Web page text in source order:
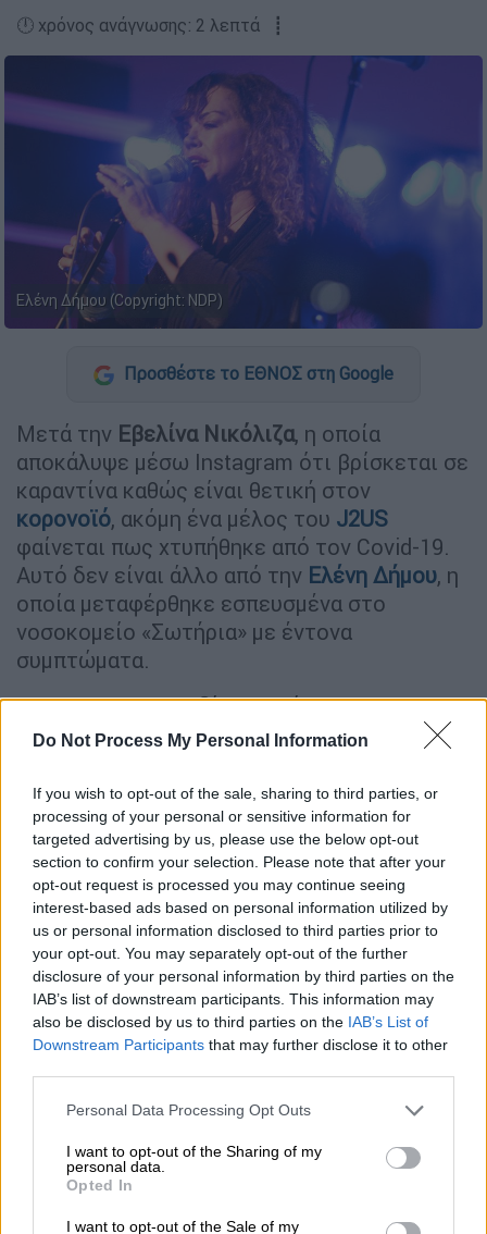
Do Not Process My Personal Information
If you wish to opt-out of the sale, sharing to third parties, or
processing of your personal or sensitive information for
targeted advertising by us, please use the below opt-out
section to confirm your selection. Please note that after your
opt-out request is processed you may continue seeing
interest-based ads based on personal information utilized by
us or personal information disclosed to third parties prior to
your opt-out. You may separately opt-out of the further
disclosure of your personal information by third parties on the
IAB’s list of downstream participants. This information may
also be disclosed by us to third parties on the IAB’s List of
Downstream Participants that may further disclose it to other
Please note that this website/app uses one or more Google
not limited to your visit or usage behaviour. You may click to
grant or deny consent to Google and its third-party tags to
use your data for below specified purposes in below Google
consent section.
Personal Data Processing Opt Outs
I want to opt-out of the Sharing of my
personal data.
Opted In
I want to opt-out of the Sale of my
🕛 χρόνος ανάγνωσης: 2 λεπτά ┋
Ελένη Δήμου (Copyright: NDP)
Προσθέστε το ΕΘΝΟΣ στη Google
Μετά την Εβελίνα Νικόλιζα, η οποία
αποκάλυψε μέσω Instagram ότι βρίσκεται σε
καραντίνα καθώς είναι θετική στον
κορονοϊό, ακόμη ένα μέλος του J2US
φαίνεται πως χτυπήθηκε από τον Covid-19.
Αυτό δεν είναι άλλο από την Ελένη Δήμου, η
οποία μεταφέρθηκε εσπευσμένα στο
νοσοκομείο «Σωτήρια» με έντονα
συμπτώματα.
Η 63χρονη τραγουδίστρια είχε
έντονη δύσπνοια και κρίθηκε απαραίτητο να
ευχαριστώ πολύ για το ενδιαφέρον. Είμαι
σπίτι μου με κορονοϊό εμβολιασμένη και με
τις δύο δόσεις από τον Μάιο. Χρειάστηκε να
πεταχτώ στα επείγοντα σήμερα για το
οξυγόνο μου! Είμαι πολύ καλύτερα ευτυχώς»
έγραψε η Ελένη Δήμου σε ανάρτηση που
έκανε στα social media.